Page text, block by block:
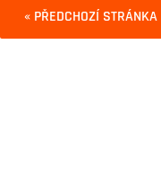
« PŘEDCHOZÍ STRÁNKA